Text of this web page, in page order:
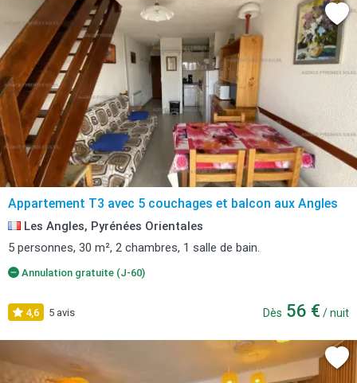
Appartement T3 avec 5 couchages et balcon aux Angles
Les Angles, Pyrénées Orientales
5 personnes, 30 m², 2 chambres, 1 salle de bain.
Annulation gratuite (J-60)
4,6 5 avis Dès 56 € / nuit